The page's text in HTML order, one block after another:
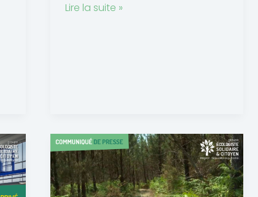
Lire la suite »
Gestion
des
forêts
privées